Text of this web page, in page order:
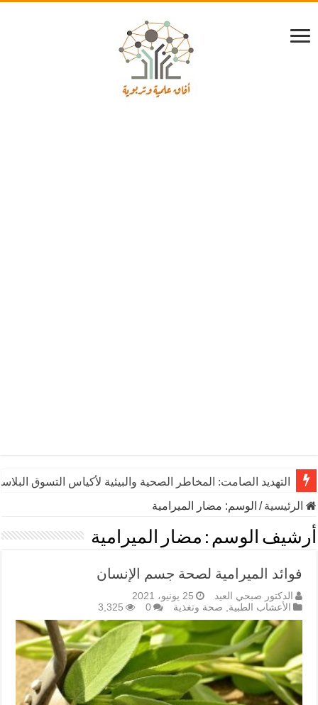
التهديد الصامت: المخاطر الصحية والبيئية لأكياس التسوق
الرئيسية/ الوسم: مضار الميرامية
أرشيف الوسم : مضار الميرامية
فوائد الميرامية لصحة جسم الإنسان
الدكتور صبحي العيد
25 يونيو، 2021
الأعشاب الطبية, صحة وتغذية 0
3,325